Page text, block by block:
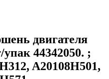
двигателя
44342050. ;
A20108H501,